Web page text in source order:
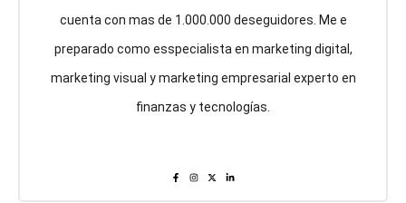
cuenta con mas de 1.000.000 deseguidores. Me e
preparado como esspecialista en marketing digital,
marketing visual y marketing empresarial experto en
finanzas y tecnologías.